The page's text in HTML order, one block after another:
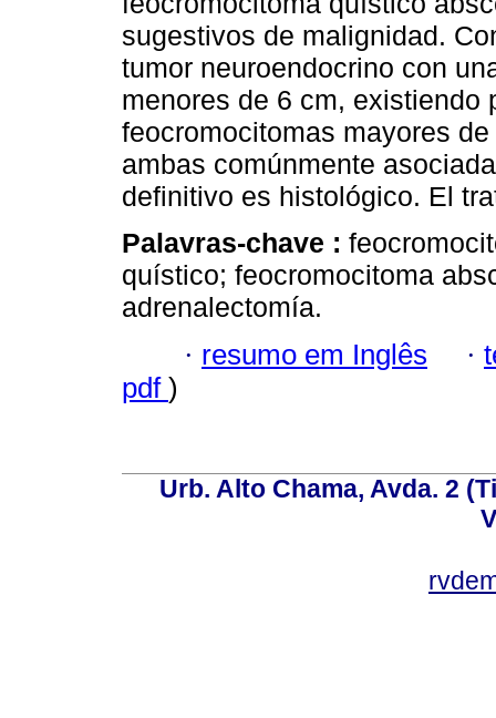
sugestivos de malignidad.
tumor neuroendocrino con
menores de 6 cm, existiendo
feocromocitomas mayores
ambas comúnmente
definitivo es histológico. El
Palavras-chave :
quístico; feocromocitoma
adrenalectomía.
· resumo em Inglês ·
pdf )
Urb. Alto Chama, Avda. 2